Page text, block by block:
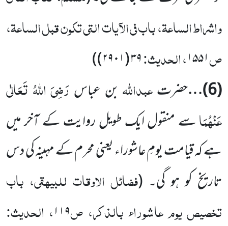
واشراط الساعۃ، باب فی الآیات التی تکون قبل الساعۃ،
ص۱۵۵۱، الحدیث:۳۹(۲۹۰۱)
)
(
6
)…حضرتعبداللہبن عباسرَضِیَ اللہُ تَعَالٰی
عَنْہُمَاسے منقول ایک طویل روایت کے آخر میں
ہے کہ قیامت یومِ عاشوراء یعنی محرم کے مہینہ کی دس
تاریخ کو ہو گی۔ (فضائل الاوقات للبیہقی، باب
تخصیص یوم عاشوراء بالذکر، ص۱۱۹، الحدیث: